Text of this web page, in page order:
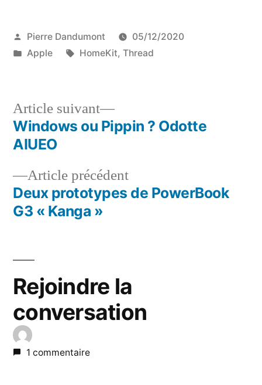
Publié
par
Pierre Dandumont
05/12/2020
Publié
Apple Étiquettes :
HomeKit, Thread
Navigation
l’article
Article précédentArticle
précédent :
Deux prototypes de PowerBook
G3 « Kanga »
Article suivant
Article
suivant :
Windows ou Pippin ? Odotte
AIUEO
Rejoindre la
conversation
1 commentaire